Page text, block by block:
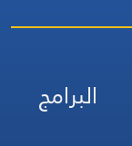
البرامج